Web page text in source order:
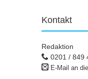
Kontakt
Redaktion
0201 / 849
E-Mail an